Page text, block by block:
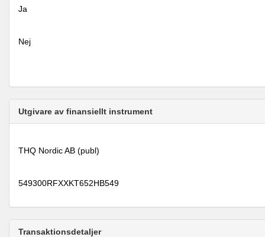
Ja
Nej
Utgivare av finansiellt instrument
THQ Nordic AB (publ)
549300RFXXKT652HB549
Transaktionsdetaljer